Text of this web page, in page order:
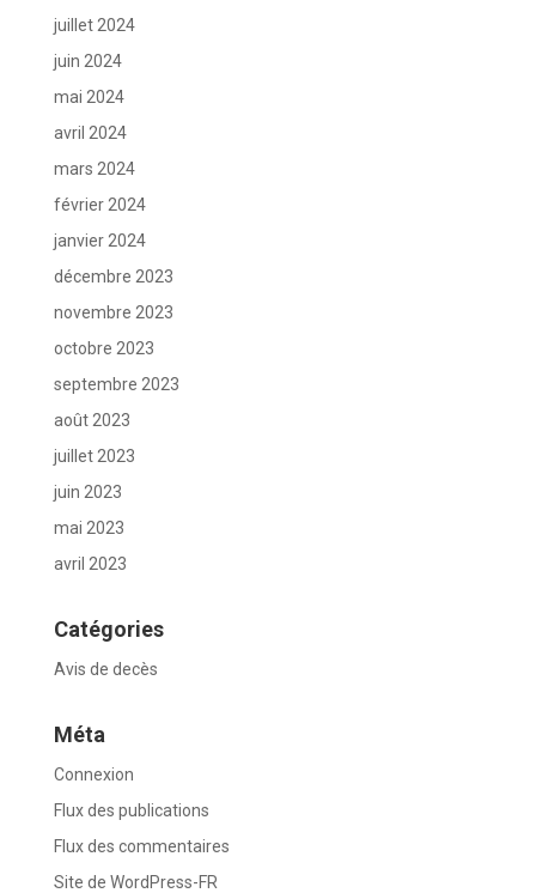
juillet 2024
juin 2024
mai 2024
avril 2024
mars 2024
février 2024
janvier 2024
décembre 2023
novembre 2023
octobre 2023
septembre 2023
août 2023
juillet 2023
juin 2023
mai 2023
avril 2023
Catégories
Avis de decès
Méta
Connexion
Flux des publications
Flux des commentaires
Site de WordPress-FR